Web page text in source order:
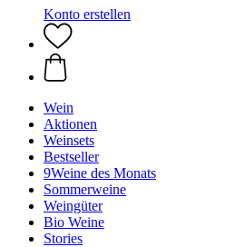
Konto erstellen
Wein
Aktionen
Weinsets
Bestseller
9Weine des Monats
Sommerweine
Weingüter
Bio Weine
Stories